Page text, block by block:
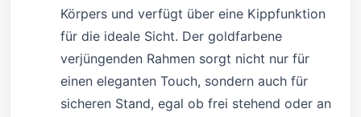
Körpers und verfügt über eine Kippfunktion
für die ideale Sicht. Der goldfarbene
verjüngenden Rahmen sorgt nicht nur für
einen eleganten Touch, sondern auch für
sicheren Stand, egal ob frei stehend oder an